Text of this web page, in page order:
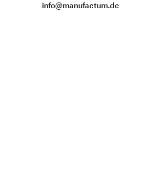
info@manufactum.de